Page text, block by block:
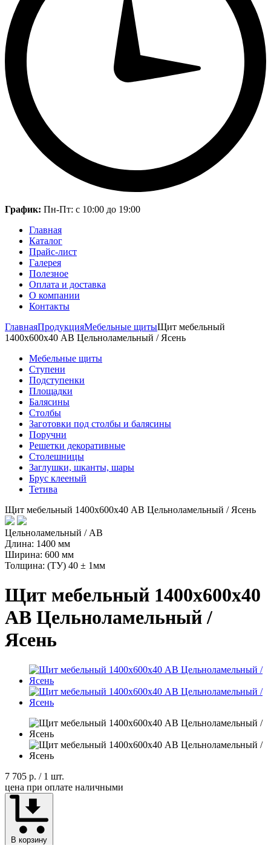
График: Пн-Пт: с 10:00 до 19:00
Главная
Каталог
Прайс-лист
Галерея
Полезное
Оплата и доставка
О компании
Контакты
ГлавнаяПродукцияМебельные щитыЩит мебельный
1400х600х40 АВ Цельноламельный / Ясень
Мебельные щиты
Ступени
Подступенки
Площадки
Балясины
Столбы
Заготовки под столбы и балясины
Поручни
Решетки декоративные
Столешницы
Заглушки, шканты, шары
Брус клееный
Тетива
Щит мебельный 1400х600х40 АВ Цельноламельный / Ясень
Цельноламельный / AB
Длина: 1400 мм
Ширина: 600 мм
Толщина: (ТУ) 40 ± 1мм
Щит мебельный 1400х600х40
АВ Цельноламельный /
Ясень
7 705 р. / 1 шт.
цена при оплате наличными
В корзину